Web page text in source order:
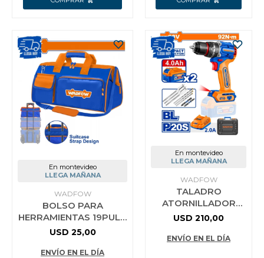
En montevideo
LLEGA MAÑANA
WADFOW
BOLSO PARA
HERRAMIENTAS 19PULG
POLIÉSTER 600D 16 KG
USD 25,00
ENVÍO EN EL DÍA
En montevideo
LLEGA MAÑANA
WADFOW
TALADRO
ATORNILLADOR
CON PERCUTOR
20V + 2 BAT 4.0AH +
USD 210,00
ENVÍO EN EL DÍA